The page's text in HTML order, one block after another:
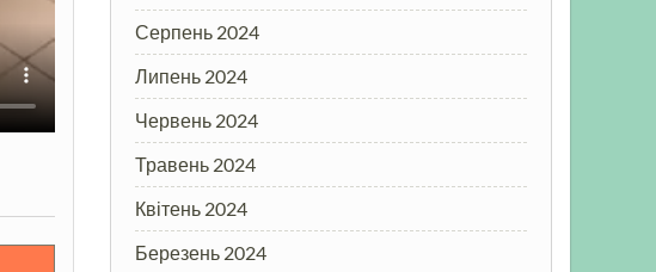
Серпень 2024
Липень 2024
Червень 2024
Травень 2024
Квітень 2024
Березень 2024